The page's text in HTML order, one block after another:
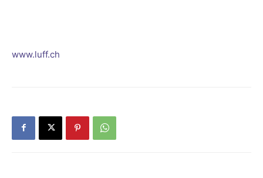
www.luff.ch